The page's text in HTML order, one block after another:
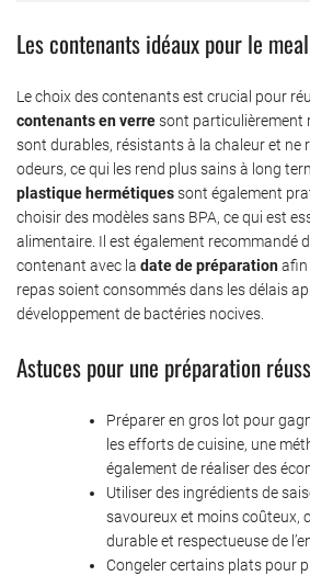
Les contenants idéaux pour le
Le choix des contenants est crucial pour
contenants en verresont particulièrement
sont durables, résistants à la chaleur et ne
odeurs, ce qui les rend plus sains à long
plastique hermétiquessont également
choisir des modèles sans BPA, ce qui est
alimentaire. Il est également recommandé
contenant avec la date de préparationafin
repas soient consommés dans les délais
développement de bactéries nocives.
Astuces pour une préparation
Préparer en gros lot pour
les efforts de cuisine, une
également de réaliser des
Utiliser des ingrédients de
savoureux et moins coûteux,
durable et respectueuse de
Congeler certains plats pour